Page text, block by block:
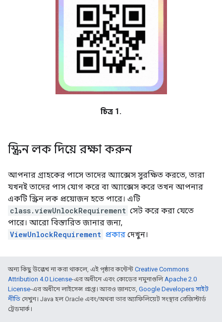
চিত্র 1.
স্ক্রিন লক দিয়ে রক্ষা করুন
আপনার গ্রাহকের পাসে তাদের অ্যাক্সেস সুরক্ষিত করতে, তারা
যখনই তাদের পাস যোগ করে বা অ্যাক্সেস করে তখন আপনার
একটি স্ক্রিন লক প্রয়োজন হতে পারে। এটি
class.viewUnlockRequirement সেট করে করা যেতে
পারে। আরো বিস্তারিত জানার জন্য,
ViewUnlockRequirement প্রকার দেখুন।
অন্য কিছু উল্লেখ না করা থাকলে, এই পৃষ্ঠার কন্টেন্ট Creative Commons
Attribution 4.0 License-এর অধীনে এবং কোডের নমুনাগুলি Apache 2.0
License-এর অধীনে লাইসেন্স প্রাপ্ত। আরও জানতে, Google Developers সাইট
নীতি দেখুন। Java হল Oracle এবং/অথবা তার অ্যাফিলিয়েট সংস্থার রেজিস্টার্ড
ট্রেডমার্ক।